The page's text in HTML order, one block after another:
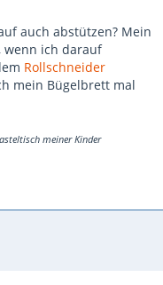
auch abstützen? Mein
wenn ich darauf
Rollschneider
mein Bügelbrett mal
meiner Kinder